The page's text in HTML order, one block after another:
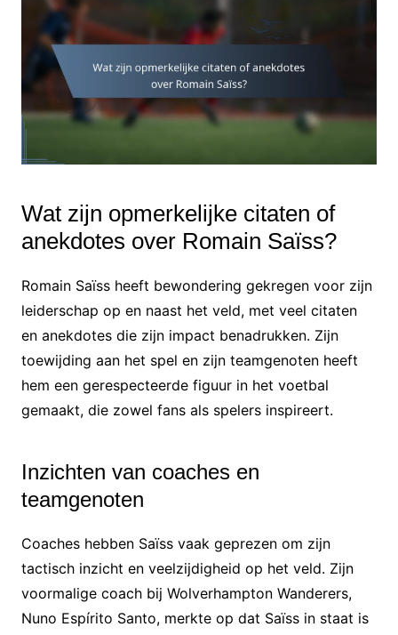
Wat zijn opmerkelijke citaten of
anekdotes over Romain Saïss?
Romain Saïss heeft bewondering gekregen voor zijn
leiderschap op en naast het veld, met veel citaten
en anekdotes die zijn impact benadrukken. Zijn
toewijding aan het spel en zijn teamgenoten heeft
hem een gerespecteerde figuur in het voetbal
gemaakt, die zowel fans als spelers inspireert.
Inzichten van coaches en
teamgenoten
Coaches hebben Saïss vaak geprezen om zijn
tactisch inzicht en veelzijdigheid op het veld. Zijn
voormalige coach bij Wolverhampton Wanderers,
Nuno Espírito Santo, merkte op dat Saïss in staat is